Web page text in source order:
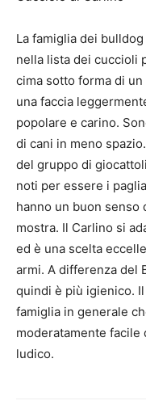
La famiglia dei
nella lista dei cuccioli
cima sotto forma di
una faccia
popolare e carino.
di cani in meno
del gruppo di
noti per essere i
hanno un buon senso
mostra. Il Carlino si
ed è una scelta
armi. A differenza del
quindi è più igienico.
famiglia in generale
moderatamente facile
ludico.